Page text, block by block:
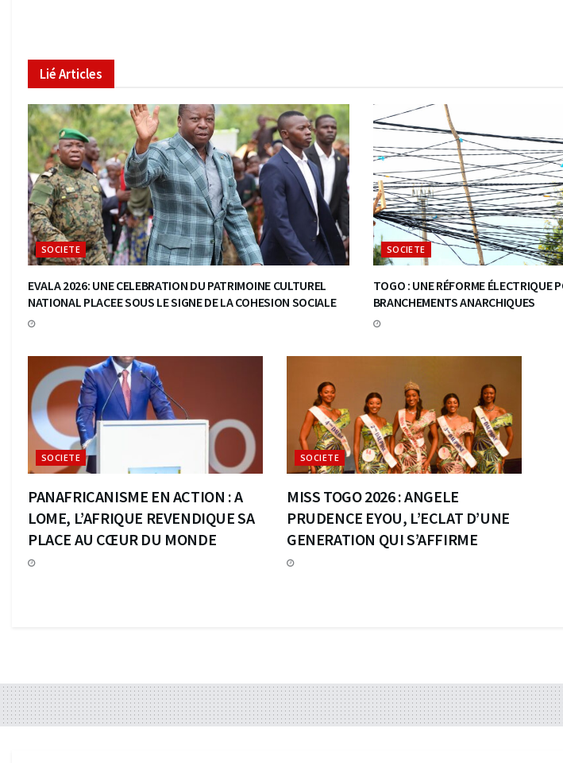
LiéArticles
SOCIETE
EVALA 2026: UNE CELEBRATION DU PATRIMOINE CULTUREL
NATIONAL PLACEE SOUS LE SIGNE DE LA COHESION SOCIALE
SOCIETE
TOGO : UNE RÉFORME ÉLECTRIQUE
BRANCHEMENTS ANARCHIQUES
SOCIETE
PANAFRICANISME EN ACTION : A
LOME, L’AFRIQUE REVENDIQUE SA
PLACE AU CŒUR DU MONDE
SOCIETE
MISS TOGO 2026 : ANGELE
PRUDENCE EYOU, L’ECLAT D’UNE
GENERATION QUI S’AFFIRME